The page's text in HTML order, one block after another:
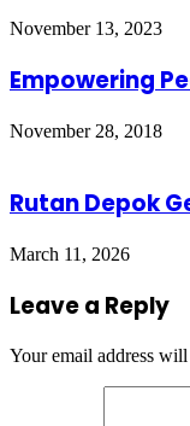
November 13, 2023
Empowering
November 28, 2018
Rutan Depok
March 11, 2026
Leave a Reply
Your email address